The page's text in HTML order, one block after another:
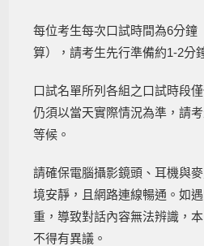
每位考生每次口試時間為6分鐘
算），請考生先行準備約1-2分
口試名單所列各組之口試時段
仍須以當天實際情況為準，請
等候。
請確保電腦攝影鏡頭、耳機與
境安靜，且網路連線暢通。如
重，導致對話內容無法辨識，
不得有異議。